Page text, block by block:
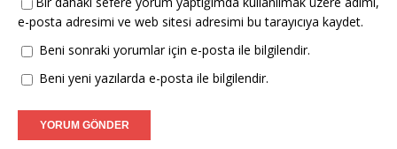
e-posta adresimi ve web sitesi adresimi bu tarayıcıya kaydet.
Beni sonraki yorumlar için e-posta ile bilgilendir.
Beni yeni yazılarda e-posta ile bilgilendir.